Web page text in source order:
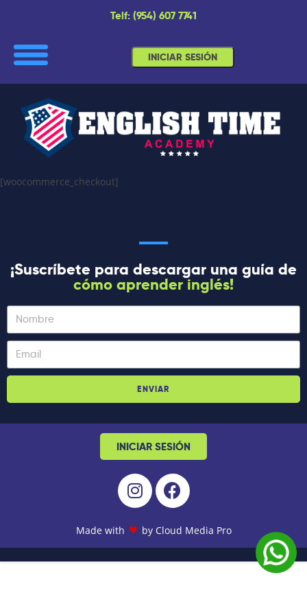
Telf: (954) 607 7741
INICIAR SESIÓN
[woocommerce_checkout]
¡Suscríbete para descargar una guía de
cómo aprender inglés!
ENVIAR
INICIAR SESIÓN
Made with by Cloud Media Pro